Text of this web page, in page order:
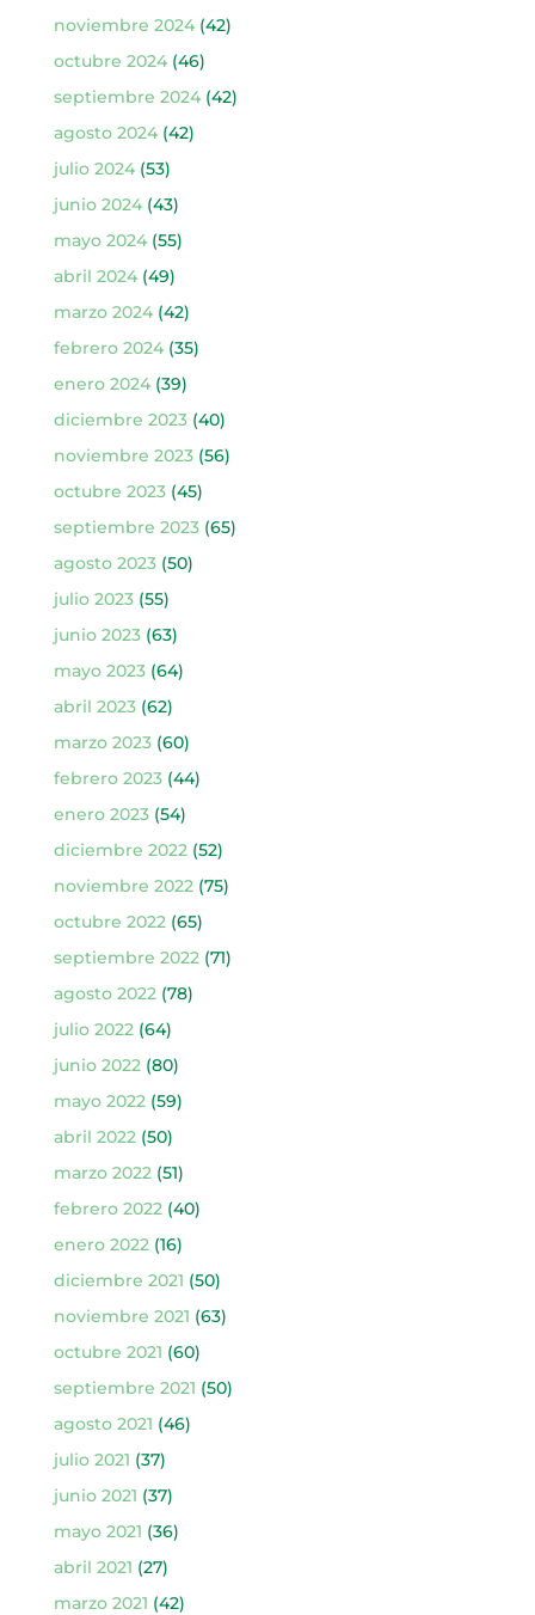
noviembre 2024(42)
octubre 2024(46)
septiembre 2024(42)
agosto 2024(42)
julio 2024(53)
junio 2024(43)
mayo 2024(55)
abril 2024(49)
marzo 2024(42)
febrero 2024(35)
enero 2024(39)
diciembre 2023(40)
noviembre 2023(56)
octubre 2023(45)
septiembre 2023(65)
agosto 2023(50)
julio 2023(55)
junio 2023(63)
mayo 2023(64)
abril 2023(62)
marzo 2023(60)
febrero 2023(44)
enero 2023(54)
diciembre 2022(52)
noviembre 2022(75)
octubre 2022(65)
septiembre 2022(71)
agosto 2022(78)
julio 2022(64)
junio 2022(80)
mayo 2022(59)
abril 2022(50)
marzo 2022(51)
febrero 2022(40)
enero 2022(16)
diciembre 2021 (50)
noviembre 2021 (63)
octubre 2021 (60)
septiembre 2021 (50)
agosto 2021 (46)
julio 2021 (37)
junio 2021 (37)
mayo 2021 (36)
abril 2021 (27)
marzo 2021 (42)